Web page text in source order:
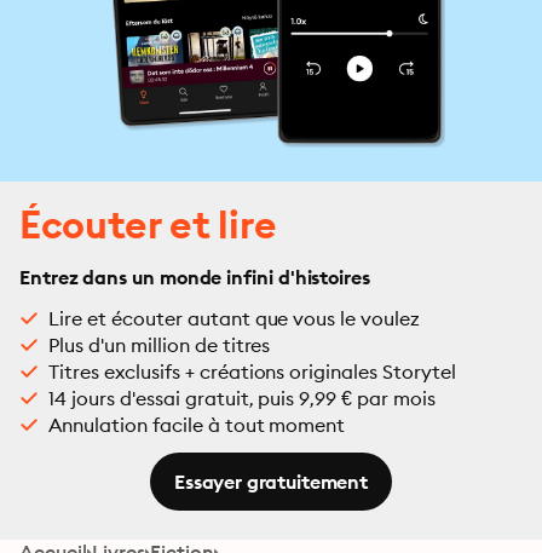
Écouter et lire
Entrez dans un monde infini d'histoires
Lire et écouter autant que vous le voulez
Plus d'un million de titres
Titres exclusifs + créations originales Storytel
14 jours d'essai gratuit, puis 9,99 € par mois
Annulation facile à tout moment
Essayer gratuitement